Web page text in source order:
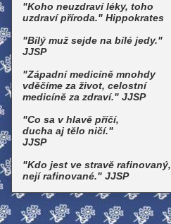
"Koho neuzdraví léky, toho
uzdraví příroda." Hippokrates
"Bílý muž sejde na bílé jedy."
JJSP
"Západní medicíně mnohdy
vděčíme za život, celostní
medicíně za zdraví." JJSP
"Co sa v hlavě příčí,
ducha aj tělo ničí."
JJSP
"Kdo jest ve stravě rafinovaný,
nejí rafinované." JJSP